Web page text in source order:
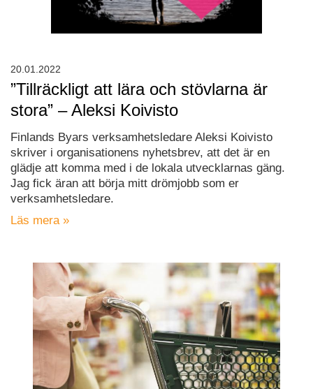
”Tillräckligt att lära och stövlarna är
stora” – Aleksi Koivisto
Finlands Byars verksamhetsledare Aleksi Koivisto
skriver i organisationens nyhetsbrev, att det är en
glädje att komma med i de lokala utvecklarnas gäng.
Jag fick äran att börja mitt drömjobb som er
verksamhetsledare.
Läs mera »
20.01.2022